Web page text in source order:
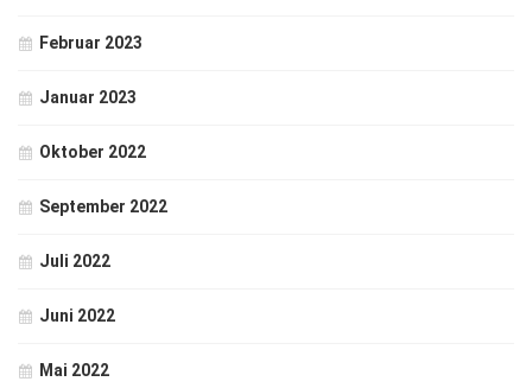
Februar 2023
Januar 2023
Oktober 2022
September 2022
Juli 2022
Juni 2022
Mai 2022